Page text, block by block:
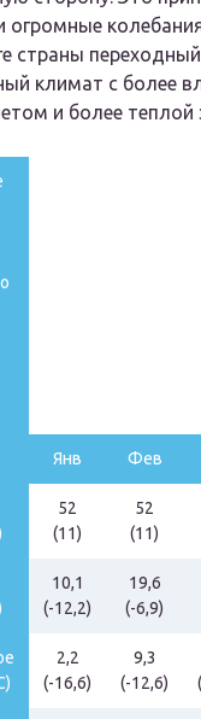
огромные
страны
климат с более
и более теплой
Янв Фев
52
(11)
52
(11)
10,1
(-12,2)
19,6
(-6,9)
2,2
(-16,6)
9,3
(-12,6)